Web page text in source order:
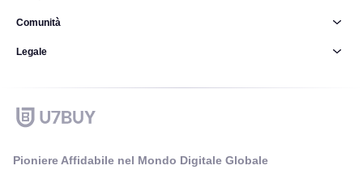
Pioniere Affidabile nel Mondo Digitale Globale
Comunità
Legale